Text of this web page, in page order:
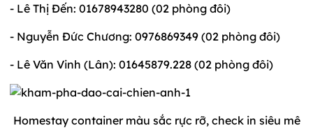
- Lê Thị Đến: 01678943280 (02 phòng đôi)
- Nguyễn Đức Chương: 0976869349 (02 phòng đôi)
- Lê Văn Vinh (Lân): 01645879.228 (02 phòng đôi)
Homestay container màu sắc rực rỡ, check in siêu mê